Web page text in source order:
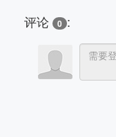
评论 0 :